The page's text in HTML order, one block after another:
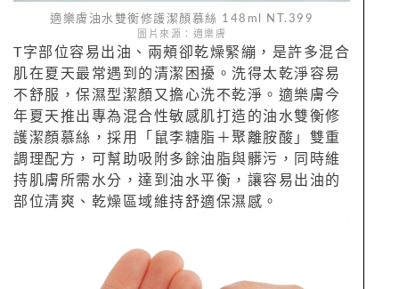
適樂膚油水雙衡修護潔顏慕絲 148ml NT.399
圖片來源：適樂膚
T字部位容易出油、兩頰卻乾燥緊繃，是許多混合
肌在夏天最常遇到的清潔困擾。洗得太乾淨容易
不舒服，保濕型潔顏又擔心洗不乾淨。適樂膚今
年夏天推出專為混合性敏感肌打造的油水雙衡修
護潔顏慕絲，採用「鼠李糖脂＋聚離胺酸」雙重
調理配方，可幫助吸附多餘油脂與髒污，同時維
持肌膚所需水分，達到油水平衡，讓容易出油的
部位清爽、乾燥區域維持舒適保濕感。